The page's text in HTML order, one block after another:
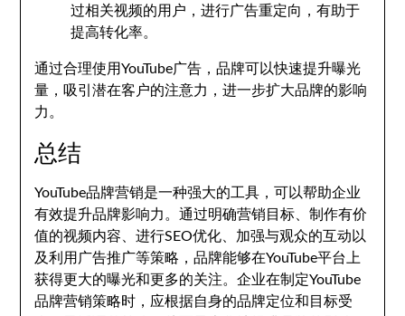
过相关视频的用户，进行广告重定向，有助于
提高转化率。
通过合理使用YouTube广告，品牌可以快速提升曝光
量，吸引潜在客户的注意力，进一步扩大品牌的影响
力。
总结
YouTube品牌营销是一种强大的工具，可以帮助企业
有效提升品牌影响力。通过明确营销目标、制作有价
值的视频内容、进行SEO优化、加强与观众的互动以
及利用广告推广等策略，品牌能够在YouTube平台上
获得更大的曝光和更多的关注。企业在制定YouTube
品牌营销策略时，应根据自身的品牌定位和目标受